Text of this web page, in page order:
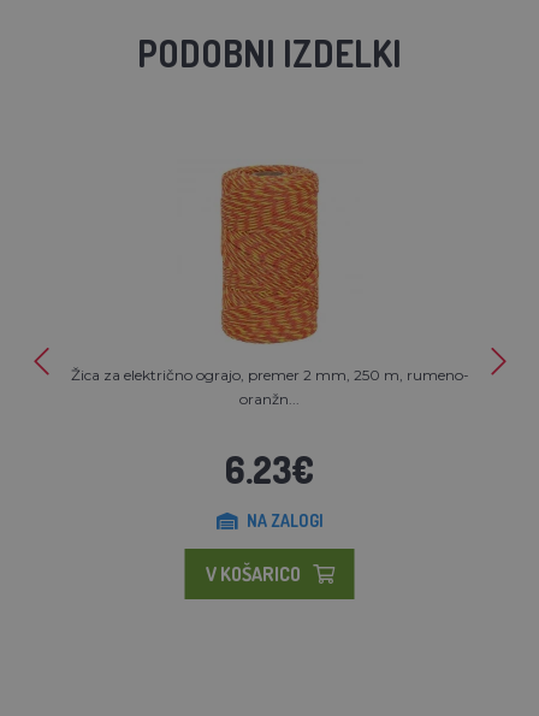
PODOBNI IZDELKI
Žica za električno ograjo, premer 2 mm, 250 m, rumeno-
oranžn...
6.23€
NA ZALOGI
V KOŠARICO